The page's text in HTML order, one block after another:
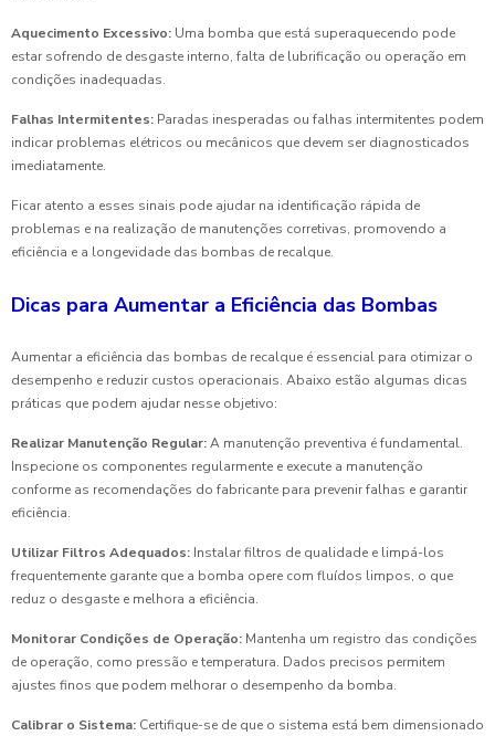
Aquecimento Excessivo: Uma bomba que está superaquecendo pode
estar sofrendo de desgaste interno, falta de lubrificação ou operação em
condições inadequadas.
Falhas Intermitentes: Paradas inesperadas ou falhas intermitentes podem
indicar problemas elétricos ou mecânicos que devem ser diagnosticados
imediatamente.
Ficar atento a esses sinais pode ajudar na identificação rápida de
problemas e na realização de manutenções corretivas, promovendo a
eficiência e a longevidade das bombas de recalque.
Dicas para Aumentar a Eficiência das Bombas
Aumentar a eficiência das bombas de recalque é essencial para otimizar o
desempenho e reduzir custos operacionais. Abaixo estão algumas dicas
práticas que podem ajudar nesse objetivo:
Realizar Manutenção Regular:A manutenção preventiva é fundamental.
Inspecione os componentes regularmente e execute a manutenção
conforme as recomendações do fabricante para prevenir falhas e garantir
eficiência.
Utilizar Filtros Adequados: Instalar filtros de qualidade e limpá-los
frequentemente garante que a bomba opere com fluídos limpos, o que
reduz o desgaste e melhora a eficiência.
Monitorar Condições de Operação: Mantenha um registro das condições
de operação, como pressão e temperatura. Dados precisos permitem
ajustes finos que podem melhorar o desempenho da bomba.
Calibrar o Sistema: Certifique-se de que o sistema está bem dimensionado